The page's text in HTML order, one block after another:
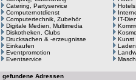
Catering, Partyservice
Computernotdienst
Computertechnik, Zubehör
Digitale Medien, Multimedia
Diskotheken, Clubs
Drucksachen & -erzeugnisse
Einkaufen
Eventpromotion
Eventservice
IT-
Kunst
gefundene Adressen